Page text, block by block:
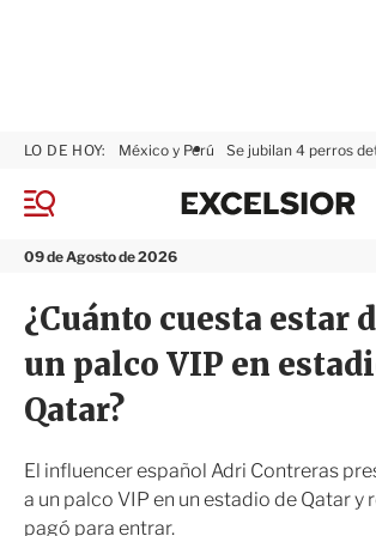
M
n
09 de Agosto de 2026
LO DE HOY: México y Perú Se jubilan 4 perros
x
i
o
r
¿Cuánto cuesta estar
un palco VIP en
Qatar?
El influencer español Adri Contreras
a un palco VIP en un estadio de Qatar y
pagó para entrar.